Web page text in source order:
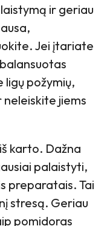
ir geriau
Jei įtariate
požymių,
neleiskite jiems
karto. Dažna
palaistyti,
preparatais. Tai
stresą. Geriau
pomidoras